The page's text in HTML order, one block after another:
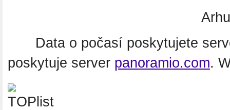
Data o počasí poskytujete
poskytuje server panoramio.com.